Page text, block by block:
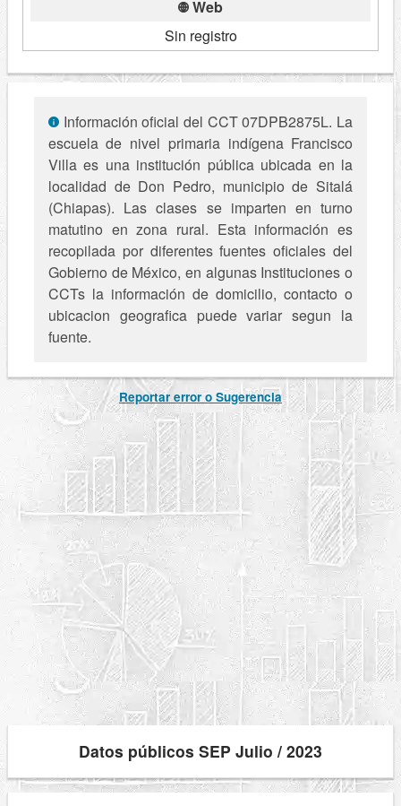
Web
Sin registro
Información oficial del CCT 07DPB2875L. La
escuela de nivel primaria indígena Francisco
Villa es una institución pública ubicada en la
localidad de Don Pedro, municipio de Sitalá
(Chiapas). Las clases se imparten en turno
matutino en zona rural. Esta información es
recopilada por diferentes fuentes oficiales del
Gobierno de México, en algunas Instituciones o
CCTs la información de domicilio, contacto o
ubicacion geografica puede variar segun la
fuente.
Reportar error o Sugerencia
Datos públicos SEP Julio / 2023